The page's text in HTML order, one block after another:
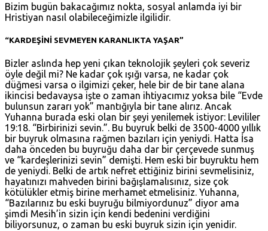
Bizim bugün bakacağımız nokta, sosyal anlamda iyi bir
Hristiyan nasıl olabileceğimizle ilgilidir.
“KARDEŞİNİ SEVMEYEN KARANLIKTA YAŞAR”
Bizler aslında hep yeni çıkan teknolojik şeyleri çok severiz
öyle değil mi? Ne kadar çok ışığı varsa, ne kadar çok
düğmesi varsa o ilgimizi çeker, hele bir de bir tane alana
ikincisi bedavaysa işte o zaman ihtiyacımız yoksa bile “Evde
bulunsun zararı yok” mantığıyla bir tane alırız. Ancak
Yuhanna burada eski olan bir şeyi yenilemek istiyor: Levililer
19:18. “Birbirinizi sevin.”. Bu buyruk belki de 3500-4000 yıllık
bir buyruk olmasına rağmen bazıları için yeniydi. Hatta İsa
daha önceden bu buyruğu daha dar bir çerçevede sunmuş
ve “kardeşlerinizi sevin” demişti. Hem eski bir buyruktu hem
de yeniydi. Belki de artık nefret ettiğiniz birini sevmelisiniz,
hayatınızı mahveden birini bağışlamalısınız, size çok
kötülükler etmiş birine merhamet etmelisiniz. Yuhanna,
“Bazılarınız bu eski buyruğu bilmiyordunuz” diyor ama
şimdi Mesih’in sizin için kendi bedenini verdiğini
biliyorsunuz, o zaman bu eski buyruk sizin için yenidir.